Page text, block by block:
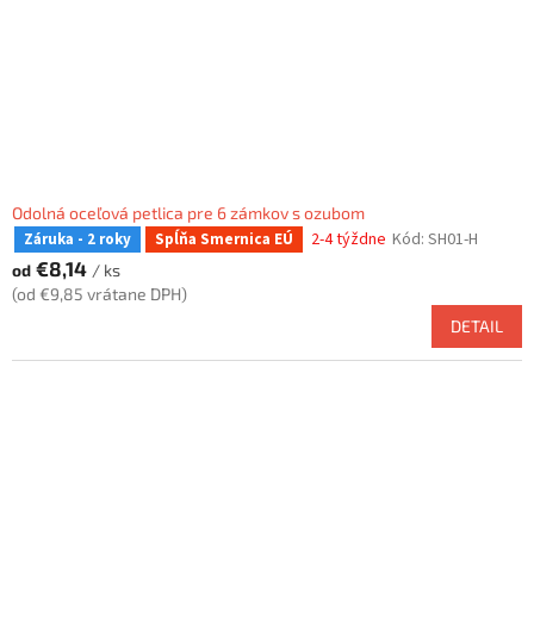
Odolná oceľová petlica pre 6 zámkov s ozubom
Záruka - 2 roky Spĺňa Smernica EÚ 2-4 týždne Kód: SH01-H
od €8,14 / ks
(od €9,85 vrátane DPH)
DETAIL